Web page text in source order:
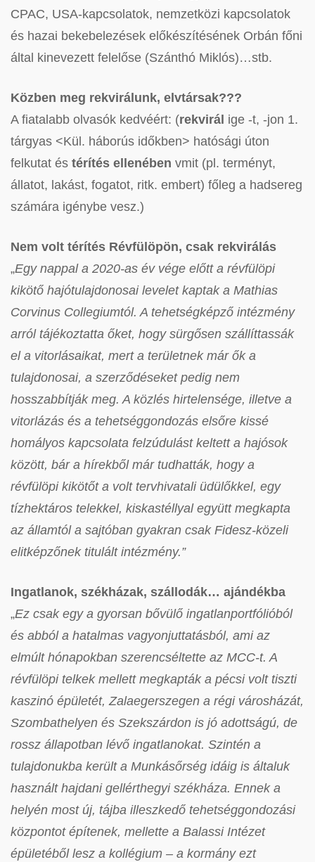
CPAC, USA-kapcsolatok, nemzetközi kapcsolatok
és hazai bekebelezések előkészítésének Orbán főni
által kinevezett felelőse (Szánthó Miklós)…stb.
Közben meg rekvirálunk, elvtársak???
A fiatalabb olvasók kedvéért: (rekvirál ige -t, -jon 1.
tárgyas <Kül. háborús időkben> hatósági úton
felkutat és térítés ellenében vmit (pl. terményt,
állatot, lakást, fogatot, ritk. embert) főleg a hadsereg
számára igénybe vesz.)
Nem volt térítés Révfülöpön, csak rekvirálás
„Egy nappal a 2020-as év vége előtt a révfülöpi
kikötő hajótulajdonosai levelet kaptak a Mathias
Corvinus Collegiumtól. A tehetségképző intézmény
arról tájékoztatta őket, hogy sürgősen szállíttassák
el a vitorlásaikat, mert a területnek már ők a
tulajdonosai, a szerződéseket pedig nem
hosszabbítják meg. A közlés hirtelensége, illetve a
vitorlázás és a tehetséggondozás elsőre kissé
homályos kapcsolata felzúdulást keltett a hajósok
között, bár a hírekből már tudhatták, hogy a
révfülöpi kikötőt a volt tervhivatali üdülőkkel, egy
tízhektáros telekkel, kiskastéllyal együtt megkapta
az államtól a sajtóban gyakran csak Fidesz-közeli
elitképzőnek titulált intézmény.”
Ingatlanok, székházak, szállodák… ajándékba
„Ez csak egy a gyorsan bővülő ingatlanportfólióból
és abból a hatalmas vagyonjuttatásból, ami az
elmúlt hónapokban szerencséltette az MCC-t. A
révfülöpi telkek mellett megkapták a pécsi volt tiszti
kaszinó épületét, Zalaegerszegen a régi városházát,
Szombathelyen és Szekszárdon is jó adottságú, de
rossz állapotban lévő ingatlanokat. Szintén a
tulajdonukba került a Munkásőrség idáig is általuk
használt hajdani gellérthegyi székháza. Ennek a
helyén most új, tájba illeszkedő tehetséggondozási
központot építenek, mellette a Balassi Intézet
épületéből lesz a kollégium – a kormány ezt